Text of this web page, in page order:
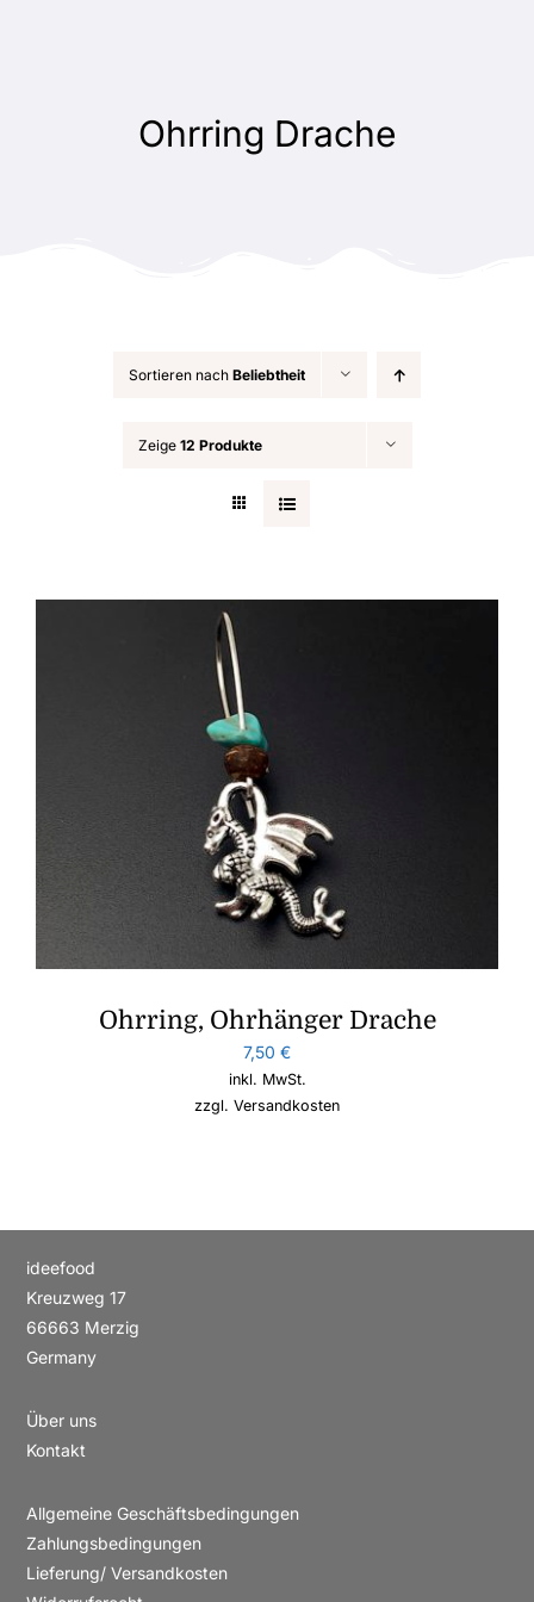
Ohrring Drache
Sortieren nach Beliebtheit
Zeige 12 Produkte
Ohrring, Ohrhänger Drache
7,50 €
inkl. MwSt.
zzgl. Versandkosten
ideefood
Kreuzweg 17
66663 Merzig
Germany
Über uns
Kontakt
Allgemeine Geschäftsbedingungen
Zahlungsbedingungen
Lieferung/ Versandkosten